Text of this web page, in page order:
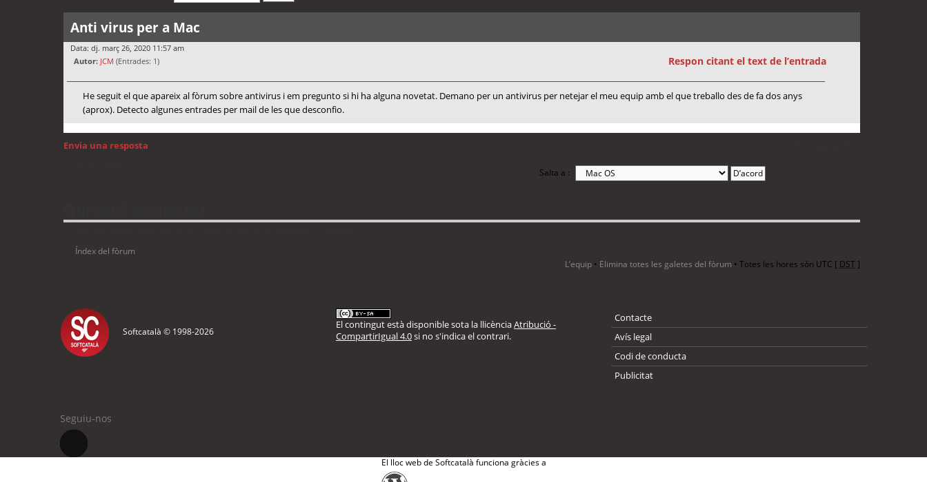
Anti virus per a Mac
Data: dj. març 26, 2020 11:57 am
Autor: JCM (Entrades: 1) Respon citant el text de l’entrada
He seguit el que apareix al fòrum sobre antivirus i em pregunto si hi ha alguna novetat. Demano per un antivirus per netejar el meu equip amb el que treballo des de fa dos anys
(aprox). Detecto algunes entrades per mail de les que desconfio.
Envia una resposta
Salta a :
Índex del fòrum
L’equip • Elimina totes les galetes del fòrum • Totes les hores són UTC [ DST]
Softcatalà © 1998-2026
El contingut està disponible sota la llicènciaAtribució -
CompartirIgual 4.0si no s'indica el contrari.
Contacte
Avís legal
Codi de conducta
Publicitat
Seguiu-nos
El lloc web de Softcatalà funciona gràcies a